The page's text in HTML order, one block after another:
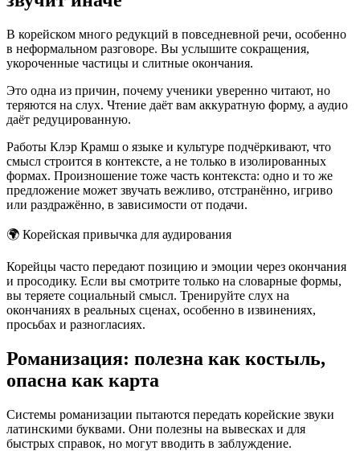
В корейском много редукций в повседневной речи, особенно
в неформальном разговоре. Вы услышите сокращения,
укороченные частицы и слитные окончания.
Это одна из причин, почему ученики уверенно читают, но
теряются на слух. Чтение даёт вам аккуратную форму, а аудио
даёт редуцированную.
Работы Клэр Крамш о языке и культуре подчёркивают, что
смысл строится в контексте, а не только в изолированных
формах. Произношение тоже часть контекста: одно и то же
предложение может звучать вежливо, отстранённо, игриво
или раздражённо, в зависимости от подачи.
🌍 Корейская привычка для аудирования
Корейцы часто передают позицию и эмоции через окончания
и просодику. Если вы смотрите только на словарные формы,
вы теряете социальный смысл. Тренируйте слух на
окончаниях в реальных сценах, особенно в извинениях,
просьбах и разногласиях.
Романизация: полезна как костыль,
опасна как карта
Системы романизации пытаются передать корейские звуки
латинскими буквами. Они полезны на вывесках и для
быстрых справок, но могут вводить в заблуждение.